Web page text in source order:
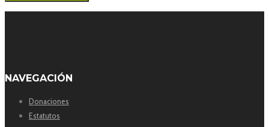
NAVEGACIÓN
Donaciones
Estatutos